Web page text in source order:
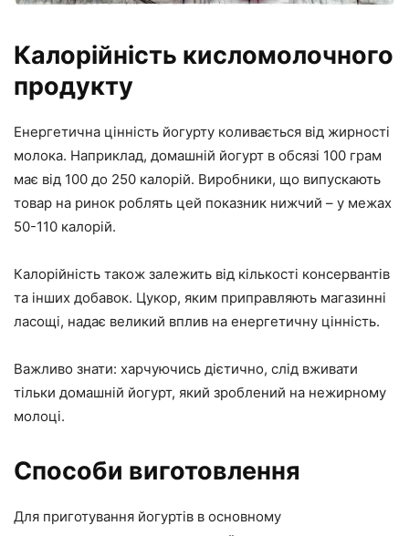
Калорійність кисломолочного
продукту
Енергетична цінність йогурту коливається від жирності
молока. Наприклад, домашній йогурт в обсязі 100 грам
має від 100 до 250 калорій. Виробники, що випускають
товар на ринок роблять цей показник нижчий – у межах
50-110 калорій.
Калорійність також залежить від кількості консервантів
та інших добавок. Цукор, яким приправляють магазинні
ласощі, надає великий вплив на енергетичну цінність.
Важливо знати: харчуючись дієтично, слід вживати
тільки домашній йогурт, який зроблений на нежирному
молоці.
Способи виготовлення
Для приготування йогуртів в основному